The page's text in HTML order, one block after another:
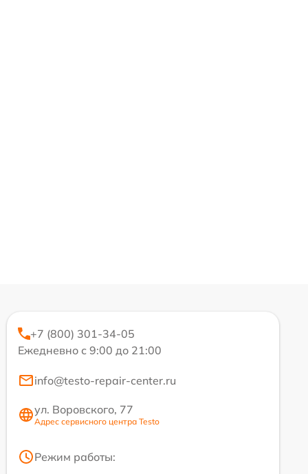
+7 (800) 301-34-05
Ежедневно с 9:00 до 21:00
info@testo-repair-center.ru
ул. Воровского, 77
Адрес сервисного центра Testo
Режим работы: